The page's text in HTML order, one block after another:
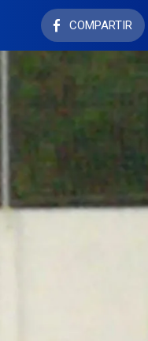
COMPARTIR